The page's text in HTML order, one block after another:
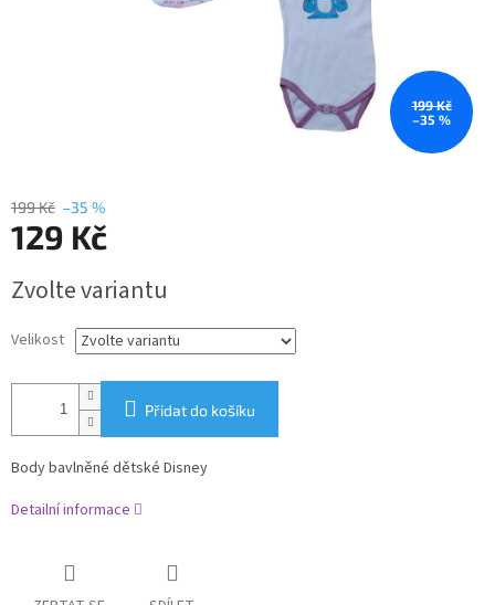
199 Kč
–35 %
199 Kč –35 %
129 Kč
cena:
Zvolte variantu
Velikost
Přidat do košíku
Body bavlněné dětské Disney
Detailní informace